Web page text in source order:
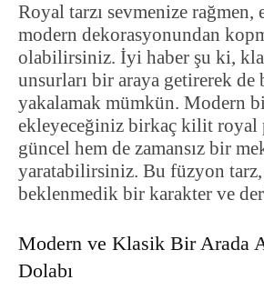
Royal tarzı sevmenize
modern dekorasyonundan
olabilirsiniz. İyi haber şu ki,
unsurları bir araya getirerek de
yakalamak mümkün. Modern
ekleyeceğiniz birkaç kilit royal
güncel hem de zamansız bir
yaratabilirsiniz. Bu füzyon tarz,
beklenmedik bir karakter ve
Modern ve Klasik Bir Arada
Dolabı